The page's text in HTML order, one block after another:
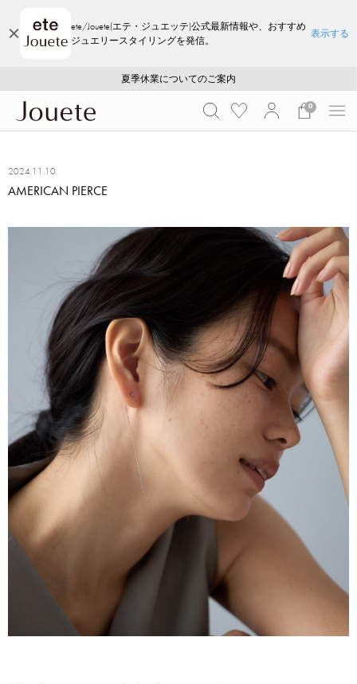
ete/Jouete(エテ・ジュエッテ)公式最新情報や、おすすめ
ジュエリースタイリングを発信。
表示する
採用のご案内
ご注文いただいたお品物のお届け状況について
夏季休業についてのご案内
WEB LIMITED ITEMS >>
採用のご案内
ご注文いただいたお品物のお届け状況について
0
2024.11.10
AMERICAN PIERCE